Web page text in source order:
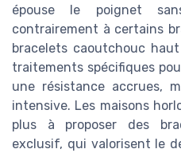
épouse le poignet
contrairement à certains
bracelets caoutchouc
traitements spécifiques
une résistance accrues,
intensive. Les maisons
plus à proposer des
exclusif, qui valorisent le